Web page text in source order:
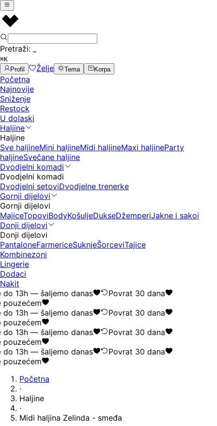
Pretraži:
⌘K
Profil
Želje Tema Korpa
Početna
Najnovije
Sniženje
Restock
U dolaski
Haljine
Haljine
Sve haljineMini haljineMidi haljineMaxi haljineParty
haljineSvečane haljine
Dvodjelni komadi
Dvodjelni komadi
Dvodjelni setoviDvodjelne trenerke
Gornji dijelovi
Gornji dijelovi
MajiceTopoviBodyKošuljeDukseDžemperiJakne i sakoi
Donji dijelovi
Donji dijelovi
PantaloneFarmericeSuknjeŠorceviTajice
Kombinezoni
Lingerie
Dodaci
Nakit
13h — šaljemo danas
Povrat 30 dana
13h — šaljemo danas
Povrat 30 dana
13h — šaljemo danas
Povrat 30 dana
13h — šaljemo danas
Povrat 30 dana
Početna
·
Haljine
·
Midi haljina Zelinda - smeđa